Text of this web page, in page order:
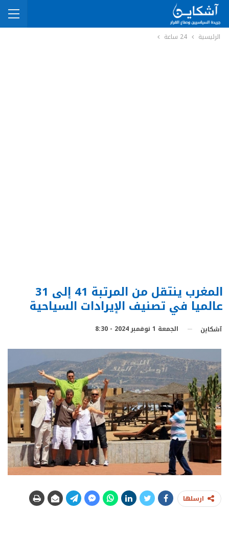
الرئيسية 24 ساعة
المغرب ينتقل من المرتبة 41 إلى 31
عالميا في تصنيف الإيرادات السياحية
آشكاين الجمعة 1 نوفمبر 2024 - 8:30
ارسلها